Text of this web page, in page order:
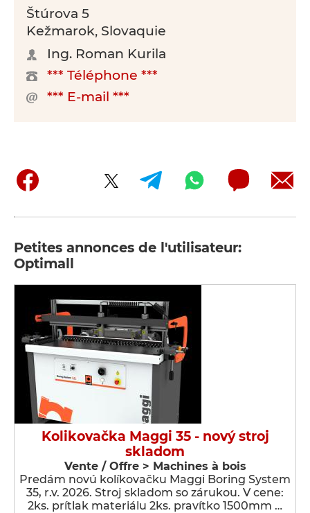
Štúrova 5
Kežmarok, Slovaquie
Ing. Roman Kurila
*** Téléphone ***
*** E-mail ***
Petites annonces de l'utilisateur:
Optimall
Kolikovačka Maggi 35 - nový stroj
skladom
Vente / Offre > Machines à bois
Predám novú kolíkovačku Maggi Boring System
35, r.v. 2026. Stroj skladom so zárukou. V cene:
2ks. prítlak materiálu 2ks. pravítko 1500mm …